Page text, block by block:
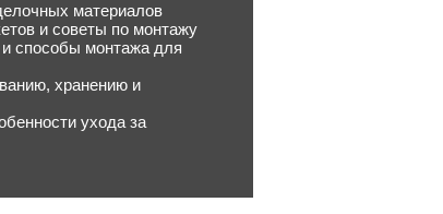
материалов
и советы по монтажу
способы монтажа для
хранению и
ухода за